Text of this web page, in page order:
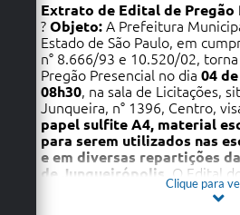
Extrato de Edital de Pregão
? Objeto: A Prefeitura
Estado de São Paulo, em
n° 8.666/93 e 10.520/02,
Pregão Presencial no dia 04
08h30, na sala de Licitações,
Junqueira, n° 1396, Centro,
papel sulfite A4, material
para serem utilizados nas
e em diversas repartições
de Junqueirópolis
. O Edital
Presencial em sua íntegra
da Prefeitura Municipal de
Clique para